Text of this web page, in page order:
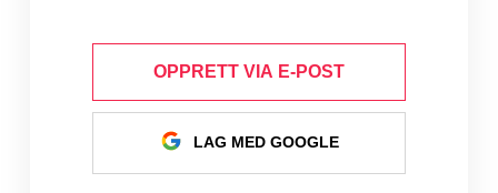
OPPRETT VIA E-POST
LAG MED GOOGLE